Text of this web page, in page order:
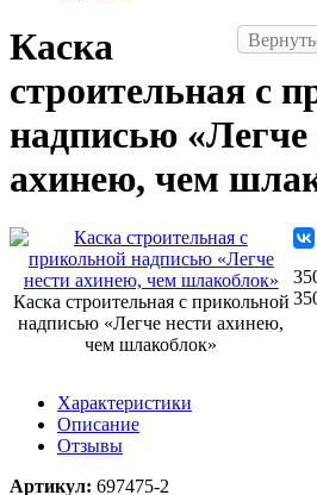
Каска
строительная с
надписью «Легче
ахинею, чем
Каска строительная с прикольной
надписью «Легче нести ахинею,
чем шлакоблок»
Характеристики
Описание
Отзывы
Артикул: 697475-2